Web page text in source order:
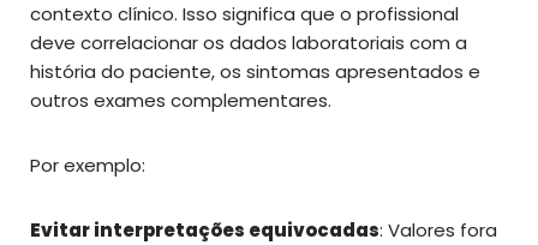
contexto clínico. Isso significa que o profissional
deve correlacionar os dados laboratoriais com a
história do paciente, os sintomas apresentados e
outros exames complementares.
Por exemplo:
Evitar interpretações equivocadas: Valores fora